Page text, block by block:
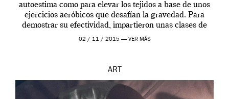
autoestima como para elevar los tejidos a base de unos
ejercicios aeróbicos que desafían la gravedad. Para
demostrar su efectividad, impartieron unas clases de
prueba en el Tate […]
02 / 11 / 2015 — VER MÁS
ART